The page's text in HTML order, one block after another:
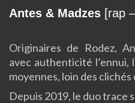
Antes & Madzes [rap
Originaires de Rodez,
avec authenticité l’ennui,
moyennes, loin des
Depuis 2019, le duo trace